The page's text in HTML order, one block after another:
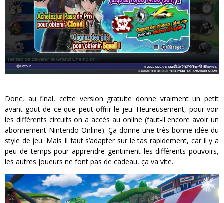
Donc, au final, cette version gratuite donne vraiment un petit
avant-gout de ce que peut offrir le jeu. Heureusement, pour voir
les différents circuits on a accès au online (faut-il encore avoir un
abonnement Nintendo Online). Ça donne une très bonne idée du
style de jeu. Mais Il faut s’adapter sur le tas rapidement, car il y a
peu de temps pour apprendre gentiment les différents pouvoirs,
les autres joueurs ne font pas de cadeau, ça va vite.